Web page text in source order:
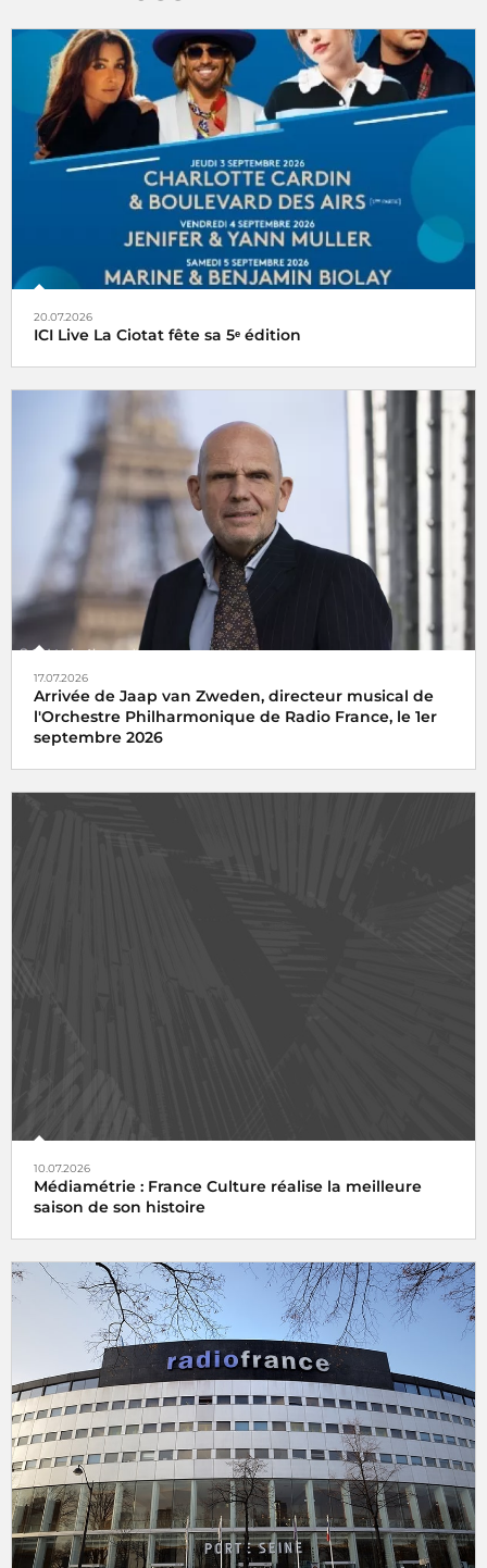
20.07.2026
ICI Live La Ciotat fête sa 5ᵉ édition
17.07.2026
Arrivée de Jaap van Zweden, directeur musical de
l'Orchestre Philharmonique de Radio France, le 1er
septembre 2026
10.07.2026
Médiamétrie : France Culture réalise la meilleure
saison de son histoire